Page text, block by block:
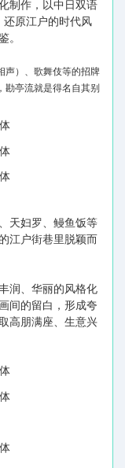
制作，以中日双语
还原江户的时代风
。
声）、歌舞伎等的招牌
勘亭流就是得名自其别
天妇罗、鳗鱼饭等
江户街巷里脱颖而
润、华丽的风格化
间的留白，形成夸
高朋满座、生意兴